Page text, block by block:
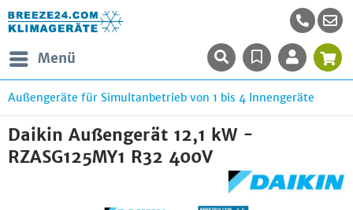
Menü
Außengeräte für Simultanbetrieb von 1 bis 4 Innengeräte
Daikin Außengerät 12,1 kW -
RZASG125MY1 R32 400V